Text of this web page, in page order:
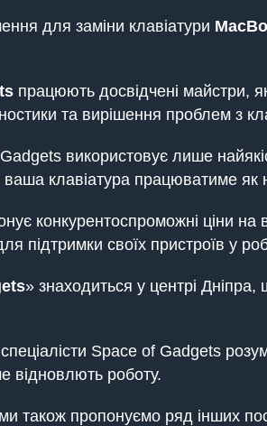
для заміни клавіатури
працюють досвідчені майстри,
та вирішення проблем з
використовує лише
клавіатура працюватиме як
конкурентоспроможні ціни на
підтримки своїх пристроїв у
» знаходиться у центрі
Space of Gadgets
відновлють роботу.
також пропонуємо ряд інших